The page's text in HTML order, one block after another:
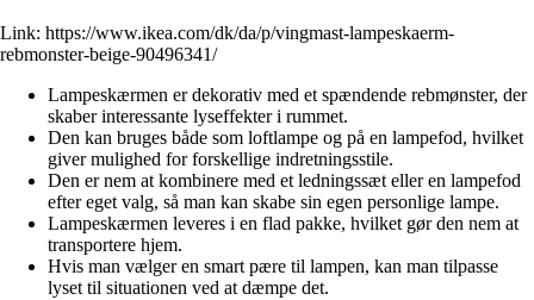
Link: https://www.ikea.com/dk/da/p/vingmast-lampeskaerm-
rebmonster-beige-90496341/
Lampeskærmen er dekorativ med et spændende rebmønster, der
skaber interessante lyseffekter i rummet.
Den kan bruges både som loftlampe og på en lampefod, hvilket
giver mulighed for forskellige indretningsstile.
Den er nem at kombinere med et ledningssæt eller en lampefod
efter eget valg, så man kan skabe sin egen personlige lampe.
Lampeskærmen leveres i en flad pakke, hvilket gør den nem at
transportere hjem.
Hvis man vælger en smart pære til lampen, kan man tilpasse
lyset til situationen ved at dæmpe det.